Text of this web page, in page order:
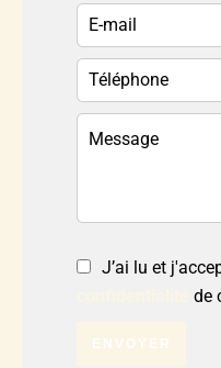
J’ai lu et
de
ENVOYER